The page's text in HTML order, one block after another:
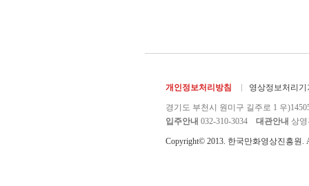
개인정보처리방침 영상정보처리기
경기도 부천시 원미구 길주로 1 우
입주안내 032-310-3034 대관안내 상영
Copyright© 2013. 한국만화영상진흥원.